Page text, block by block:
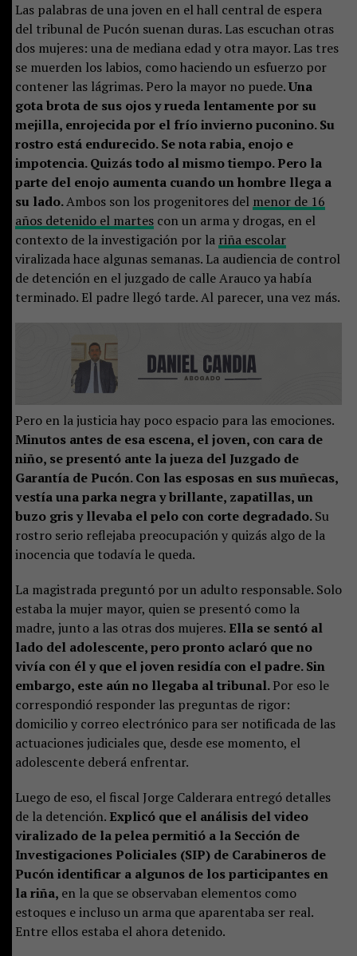
Las palabras de una joven en el hall central de espera
del tribunal de Pucón suenan duras. Las escuchan otras
dos mujeres: una de mediana edad y otra mayor. Las tres
se muerden los labios, como haciendo un esfuerzo por
contener las lágrimas. Pero la mayor no puede.Una
gota brota de sus ojos y rueda lentamente por su
mejilla, enrojecida por el frío invierno puconino. Su
rostro está endurecido. Se nota rabia, enojo e
impotencia. Quizás todo al mismo tiempo. Pero la
parte del enojo aumenta cuando un hombre llega a
su lado.Ambos son los progenitores del menor de 16
años detenido el martescon un arma y drogas, en el
contexto de la investigación por la riña escolar
viralizada hace algunas semanas. La audiencia de control
de detención en el juzgado de calle Arauco ya había
terminado. El padre llegó tarde. Al parecer, una vez más.
Pero en la justicia hay poco espacio para las emociones.
Minutos antes de esa escena, el joven, con cara de
niño, se presentó ante la jueza del Juzgado de
Garantía de Pucón. Con las esposas en sus muñecas,
vestía una parka negra y brillante, zapatillas, un
buzo gris y llevaba el pelo con corte degradado.Su
rostro serio reflejaba preocupación y quizás algo de la
inocencia que todavía le queda.
La magistrada preguntó por un adulto responsable. Solo
estaba la mujer mayor, quien se presentó como la
madre, junto a las otras dos mujeres. Ella se sentó al
lado del adolescente, pero pronto aclaró que no
vivía con él y que el joven residía con el padre. Sin
embargo, este aún no llegaba al tribunal.Por eso le
correspondió responder las preguntas de rigor:
domicilio y correo electrónico para ser notificada de las
actuaciones judiciales que, desde ese momento, el
adolescente deberá enfrentar.
Luego de eso, el fiscal Jorge Calderara entregó detalles
de la detención. Explicó que el análisis del video
viralizado de la pelea permitió a la Sección de
Investigaciones Policiales (SIP) de Carabineros de
Pucón identificar a algunos de los participantes en
la riña, en la que se observaban elementos como
estoques e incluso un arma que aparentaba ser real.
Entre ellos estaba el ahora detenido.